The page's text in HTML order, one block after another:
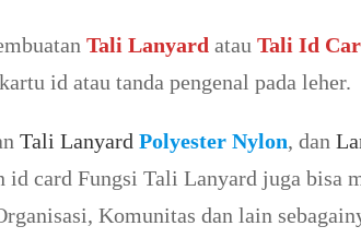
Tali Lanyard atau Tali Id
id atau tanda pengenal pada leher.
Tali Lanyard Polyester Nylon, dan
id card Fungsi Tali Lanyard juga bisa
Komunitas dan lain